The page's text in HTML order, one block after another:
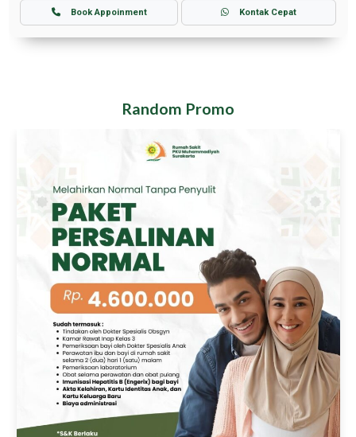
Book Appoinment Kontak Cepat
Random Promo